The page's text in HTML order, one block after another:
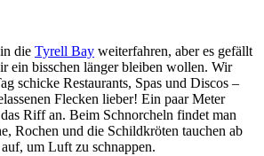
die Tyrell Bay weiterfahren, aber es gefällt
ein bisschen länger bleiben wollen. Wir
schicke Restaurants, Spas und Discos –
Flecken lieber! Ein paar Meter
Riff an. Beim Schnorcheln findet man
Rochen und die Schildkröten tauchen ab
um Luft zu schnappen.